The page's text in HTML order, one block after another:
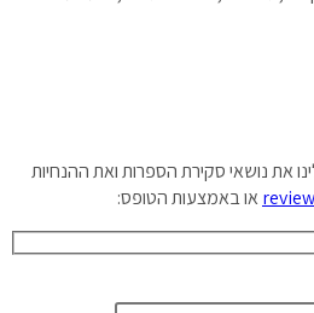
את נושאי סקירת הספרות ואת ההנחיות
או באמצעות הטופס: